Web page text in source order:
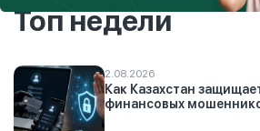
Топ недели
2.08.2026
Как Казахстан
финансовых